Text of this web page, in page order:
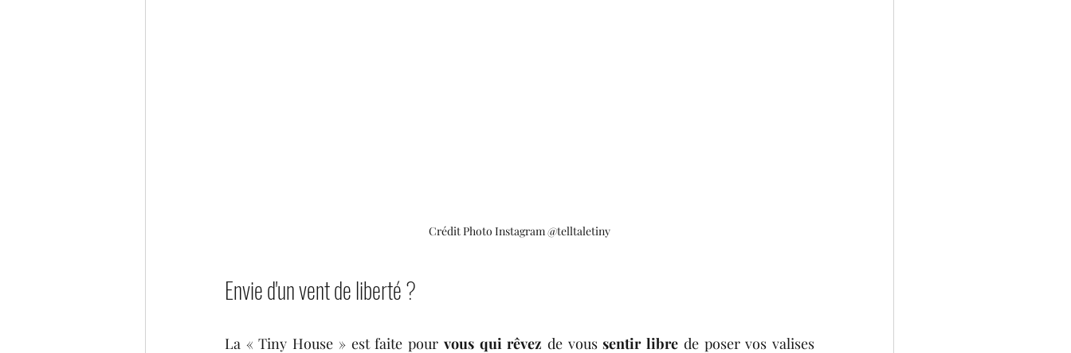
Crédit Photo Instagram @telltaletiny
Envie d'un vent de liberté ?
La « Tiny House » est faite pour vous qui rêvez de vous sentir libre